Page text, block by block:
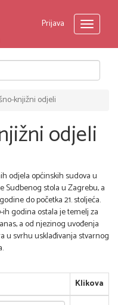
Prijava
Toggle
knjižni odjeli
odjeli
odjela općinskih sudova u
Sudbenog stola u Zagrebu, a
do početka 21. stoljeća.
godina ostala je temelj za
a od njezinog uvođenja
u svrhu usklađivanja stvarnog
Klikova